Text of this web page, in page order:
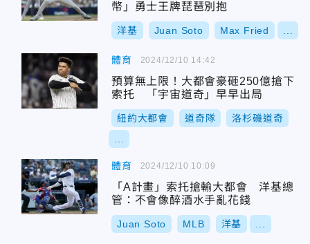
幣」勇士王牌琵琶別抱
洋基 Juan Soto Max Fried
體育
預算無上限！大都會豪砸250億搶下
索托 「宇宙道奇」早早出局
紐約大都會 道奇隊 洛杉磯道奇
2024/12/10 14:42
體育
「A計畫」索托搶輸大都會 洋基總
管：不會像醉酒水手亂花錢
Juan Soto MLB 洋基
2024/12/10 10:09